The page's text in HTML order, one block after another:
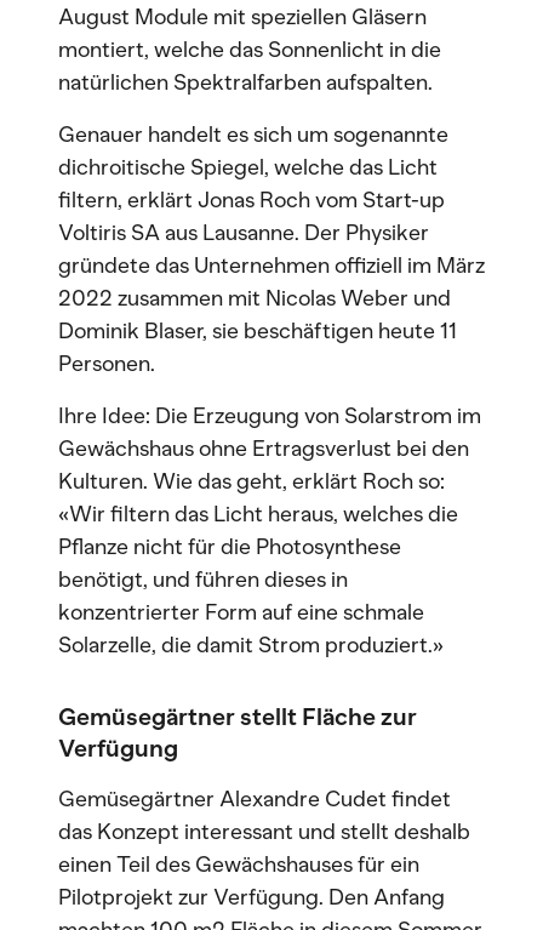
August Module mit speziellen Gläsern
montiert, welche das Sonnenlicht in die
natürlichen Spektralfarben aufspalten.
Genauer handelt es sich um sogenannte
dichroitische Spiegel, welche das Licht
filtern, erklärt Jonas Roch vom Start-up
Voltiris SA aus Lausanne. Der Physiker
gründete das Unternehmen offiziell im März
2022 zusammen mit Nicolas Weber und
Dominik Blaser, sie beschäftigen heute 11
Personen.
Ihre Idee: Die Erzeugung von Solarstrom im
Gewächshaus ohne Ertragsverlust bei den
Kulturen. Wie das geht, erklärt Roch so:
«Wir filtern das Licht heraus, welches die
Pflanze nicht für die Photosynthese
benötigt, und führen dieses in
konzentrierter Form auf eine schmale
Solarzelle, die damit Strom produziert.»
Gemüsegärtner stellt Fläche zur
Verfügung
Gemüsegärtner Alexandre Cudet findet
das Konzept interessant und stellt deshalb
einen Teil des Gewächshauses für ein
Pilotprojekt zur Verfügung. Den Anfang